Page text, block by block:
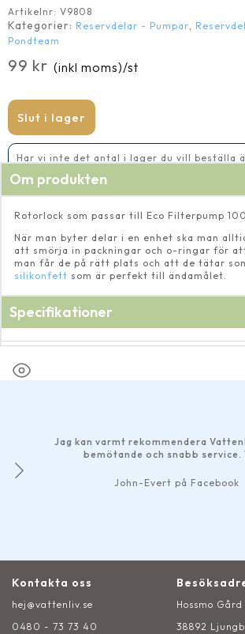
Artikelnr: V9808
Kategorier: Reservdelar - Pumpar,
Pondteam
99 kr (inkl moms)/st
Slut i lager
Har vi inte det antal i lager du vill beställa
Om produkten
Rotorlock som passar till Eco Filterpump
När man byter delar i en enhet ska man
att smörja in packningar och o-ringar för
man får de på rätt plats och att de tätar
silikonfett som är perfekt till ändamålet.
Specifikationer
Jag kan varmt rekommendera
bemötande och snabb service.
John-Evert på Facebook
Kontakta oss
hej@vattenliv.se
0480 - 73 73 40
Hossmo Gård
38892